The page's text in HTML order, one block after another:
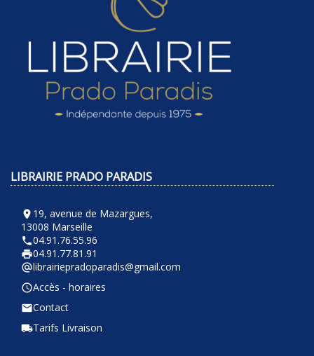
LIBRAIRIE PRADO PARADIS
room 19, avenue de Mazargues,
13008 Marseille
phone04.91.76.55.96
local_printshop04.91.77.81.91
alternate_emaillibrairiepradoparadis@gmail.com
query_builderAccès - horaires
emailContact
local_shippingTarifs Livraison